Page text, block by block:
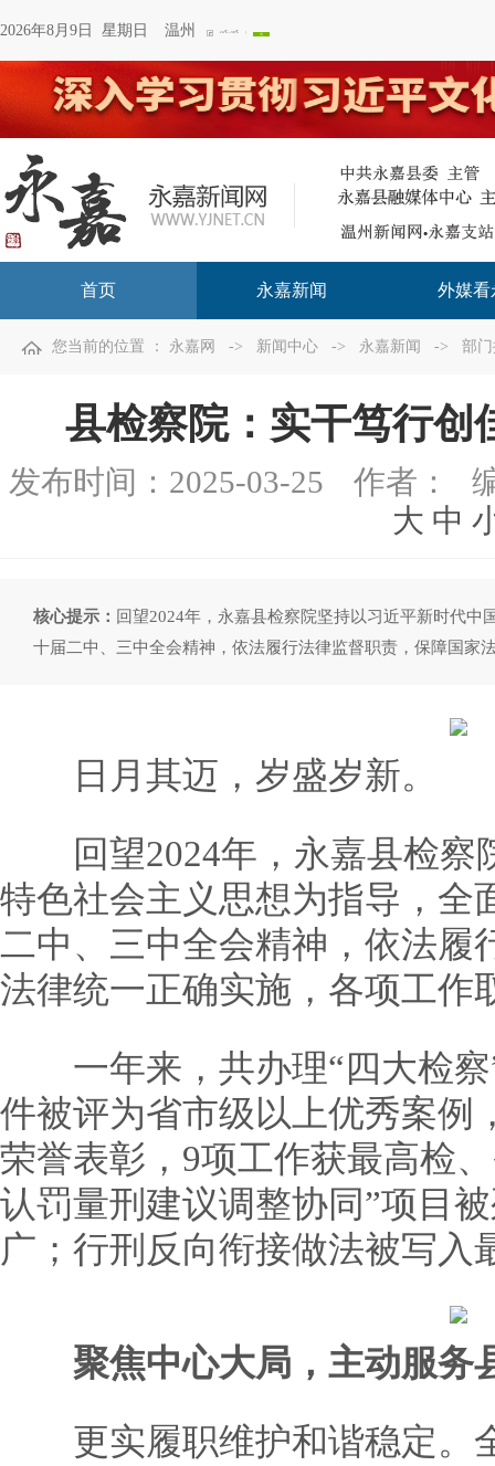
2026年8月9日 星期日 温州
首页 永嘉新闻 外媒看
您当前的位置 ： 永嘉网 -> 新闻中心 -> 永嘉新闻 -> 部
县检察院：实干笃行创
发布时间： 2025-03-25 作者：
大 中
核心提示： 回望2024年，永嘉县检察院坚持以习近平新时代
十届二中、三中全会精神，依法履行法律监督职责，保障国家
日月其迈，岁盛岁新。
回望2024年，永嘉县检察
特色社会主义思想为指导，全
二中、三中全会精神，依法履
法律统一正确实施，各项工作
一年来，共办理“四大检察
件被评为省市级以上优秀案例
荣誉表彰，9项工作获最高检
认罚量刑建议调整协同”项目
广；行刑反向衔接做法被写入
聚焦中心大局，主动服务
更实履职维护和谐稳定。